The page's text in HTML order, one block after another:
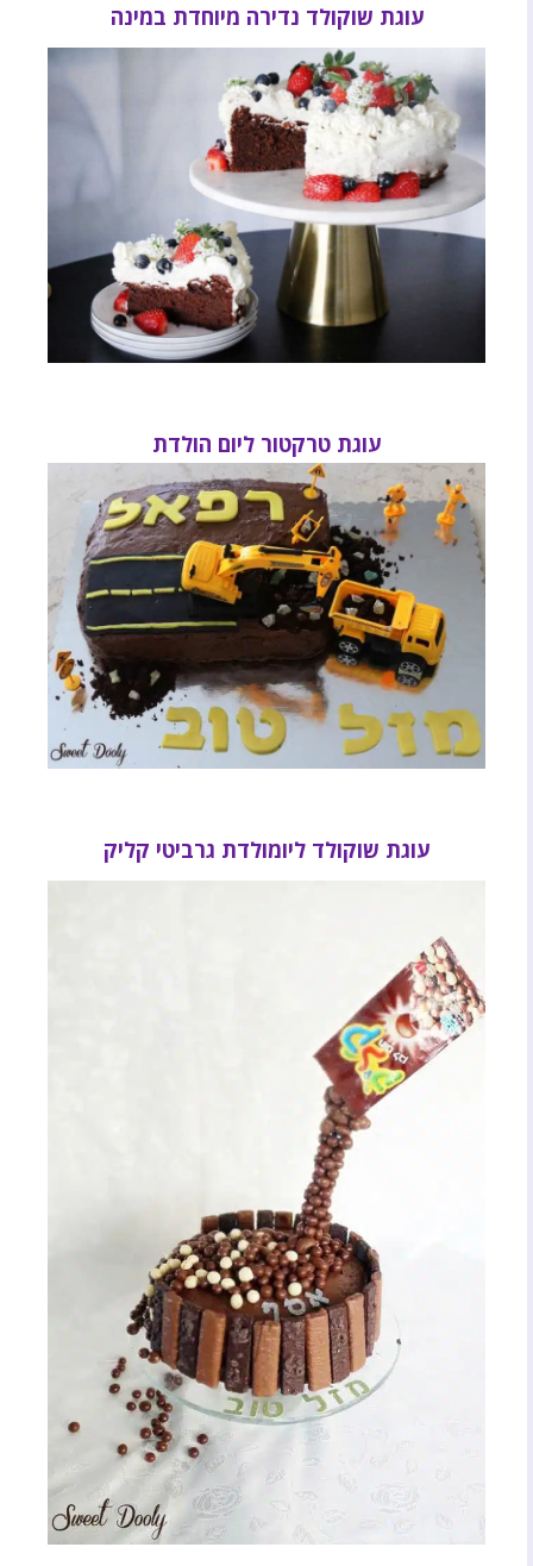
עוגת שוקולד נדירה מיוחדת במינה
עוגת טרקטור ליום הולדת
עוגת שוקולד ליומולדת גרביטי קליק